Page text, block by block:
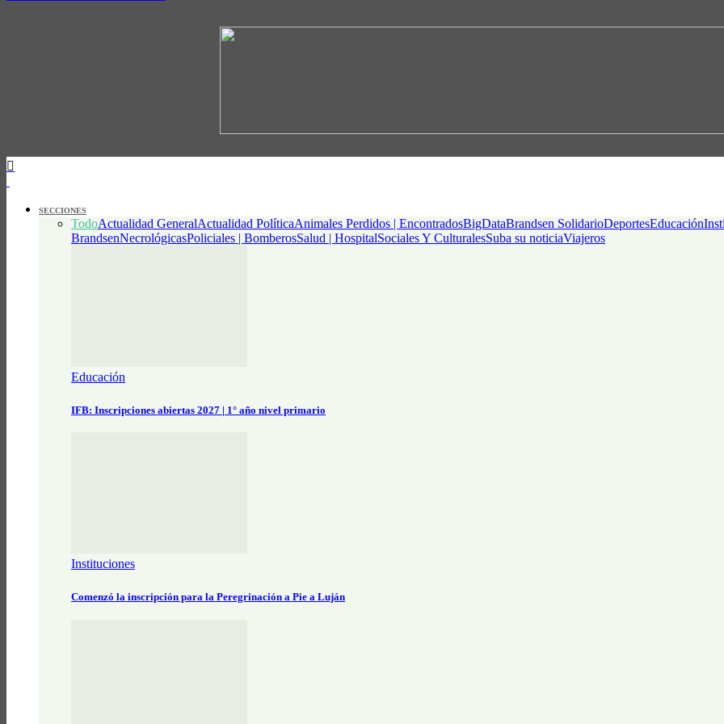
SECCIONES
TodoActualidad GeneralActualidad PolíticaAnimales Perdidos | EncontradosBigDataBrandsen SolidarioDeportesEducación
BrandsenNecrológicasPoliciales | BomberosSalud | HospitalSociales Y CulturalesSuba su noticiaViajeros
Educación
IFB: Inscripciones abiertas 2027 | 1° año nivel primario
Instituciones
Comenzó la inscripción para la Peregrinación a Pie a Luján